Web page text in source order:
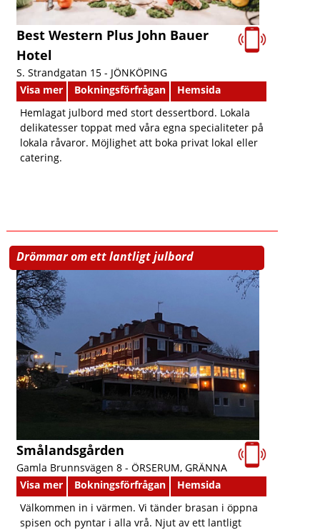
Best Western Plus John Bauer
Hotel
S. Strandgatan 15 - JÖNKÖPING
Visa mer
Bokningsförfrågan
Hemsida
Hemlagat julbord med stort dessertbord. Lokala
delikatesser toppat med våra egna specialiteter på
lokala råvaror. Möjlighet att boka privat lokal eller
catering.
Drömmar om ett lantligt julbord
Smålandsgården
Gamla Brunnsvägen 8 - ÖRSERUM, GRÄNNA
Visa mer
Bokningsförfrågan
Hemsida
Välkommen in i värmen. Vi tänder brasan i öppna
spisen och pyntar i alla vrå. Njut av ett lantligt